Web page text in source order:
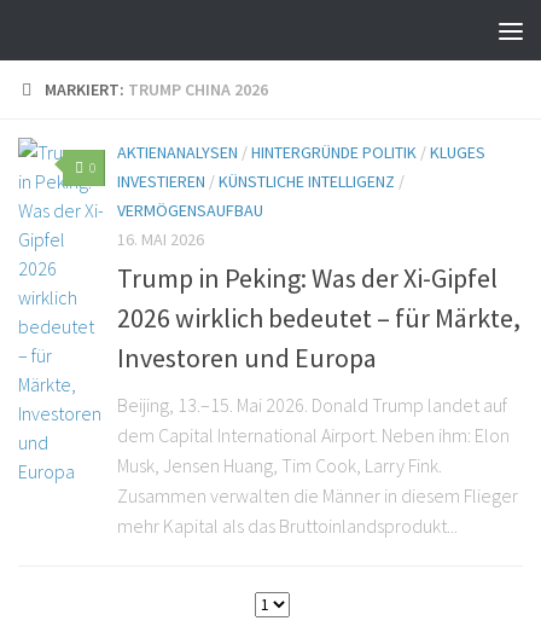
MARKIERT: TRUMP CHINA 2026
0
AKTIENANALYSEN /HINTERGRÜNDE POLITIK /KLUGES
INVESTIEREN /KÜNSTLICHE INTELLIGENZ /
VERMÖGENSAUFBAU
16. MAI 2026
Trump in Peking: Was der Xi-Gipfel
2026 wirklich bedeutet – für Märkte,
Investoren und Europa
Beijing, 13.–15. Mai 2026. Donald Trump landet auf
dem Capital International Airport. Neben ihm: Elon
Musk, Jensen Huang, Tim Cook, Larry Fink.
Zusammen verwalten die Männer in diesem Flieger
mehr Kapital als das Bruttoinlandsprodukt...